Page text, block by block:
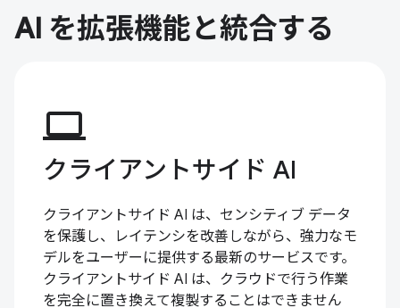
AI を拡張機能と統合する
computer
クライアントサイド AI
クライアントサイド AI は、センシティブ データ
を保護し、レイテンシを改善しながら、強力なモ
デルをユーザーに提供する最新のサービスです。
クライアントサイド AI は、クラウドで行う作業
を完全に置き換えて複製することはできません